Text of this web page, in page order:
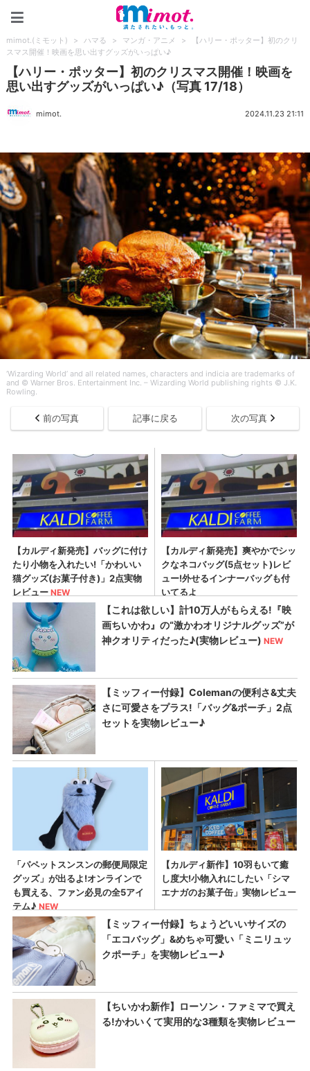
mimot.(ミモット) > ハマる > マンガ・アニメ >
【ハリー・ポッター】初のクリ
スマス開催！映画を思い出すグッズがいっぱい♪
【ハリー・ポッター】初のクリスマス開催！映画を
思い出すグッズがいっぱい♪（写真 17/18）
mimot. 2024.11.23 21:11
‘Wizarding World’ and all related names, characters and indicia are trademarks of
and © Warner Bros. Entertainment Inc. – Wizarding World publishing rights © J.K.
Rowling.
前の写真 記事に戻る 次の写真